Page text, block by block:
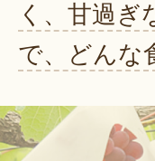
く、甘過
で、どんな